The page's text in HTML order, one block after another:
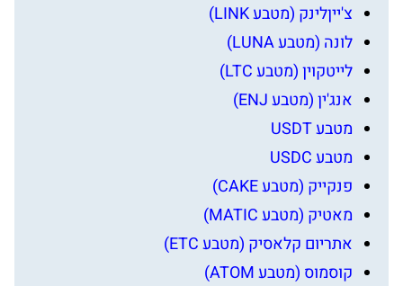
צ'ייןלינק (מטבע LINK)
לונה (מטבע LUNA)
לייטקוין (מטבע LTC)
אנג'ין (מטבע ENJ)
מטבע USDT
מטבע USDC
פנקייק (מטבע CAKE)
מאטיק (מטבע MATIC)
אתריום קלאסיק (מטבע ETC)
קוסמוס (מטבע ATOM)